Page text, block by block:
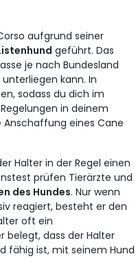
aufgrund seiner
geführt. Das
je nach Bundesland
unterliegen kann. In
sodass du dich im
in deinem
Anschaffung eines Cane
Halter in der Regel einen
prüfen Tierärzte und
des Hundes. Nur wenn
reagiert, besteht er den
oft ein
belegt, dass der Halter
fähig ist, mit seinem Hund